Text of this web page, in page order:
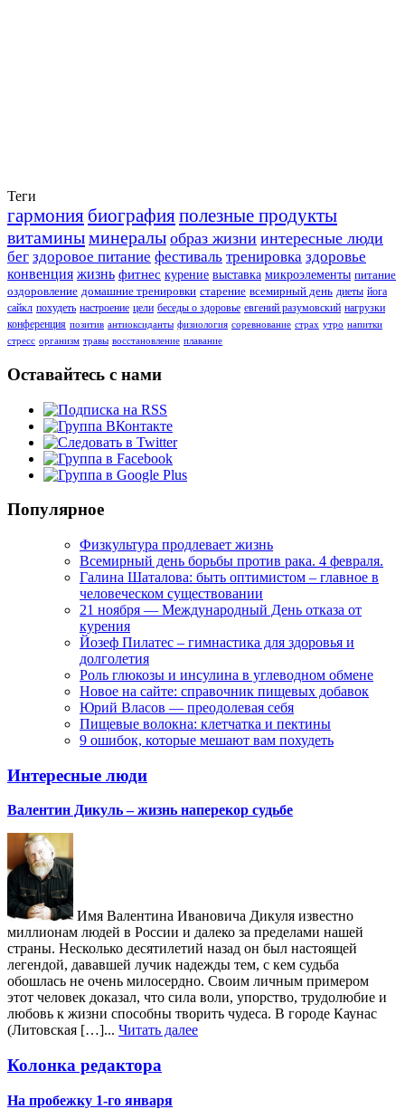
Теги
гармония биографияполезные продукты
витаминыминералы образ жизни интересные люди
бег здоровое питание фестиваль тренировка здоровье
конвенция жизнь фитнес курение выставка микроэлементы питание
оздоровление домашние тренировки старение всемирный день диеты йога
сайкл похудеть настроение цели беседы о здоровье евгений разумовский нагрузки
конференция позитив антиоксиданты физиология соревнование страх утро напитки
стресс организм травы восстановление плавание
Оставайтесь с нами
Популярное
Физкультура продлевает жизнь
Всемирный день борьбы против рака. 4 февраля.
Галина Шаталова: быть оптимистом – главное в
человеческом существовании
21 ноября — Международный День отказа от
курения
Йозеф Пилатес – гимнастика для здоровья и
долголетия
Роль глюкозы и инсулина в углеводном обмене
Новое на сайте: справочник пищевых добавок
Юрий Власов — преодолевая себя
Пищевые волокна: клетчатка и пектины
9 ошибок, которые мешают вам похудеть
Интересные люди
Валентин Дикуль – жизнь наперекор судьбе
Имя Валентина Ивановича Дикуля известно
миллионам людей в России и далеко за пределами нашей
страны. Несколько десятилетий назад он был настоящей
легендой, дававшей лучик надежды тем, с кем судьба
обошлась не очень милосердно. Своим личным примером
этот человек доказал, что сила воли, упорство, трудолюбие и
любовь к жизни способны творить чудеса. В городе Каунас
(Литовская […]... Читать далее
Колонка редактора
На пробежку 1-го января